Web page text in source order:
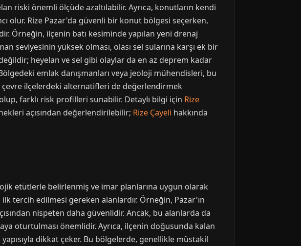
riski önemli ölçüde azaltılabilir. Ayrıca, konutların kendi
olur. Rize Pazar'da güvenli bir konut bölgesi seçerken,
Örneğin, ilçenin batı kesiminde yapılan yeni drenaj
seviyesinin yüksek olması, olası sel sularına karşı ek bir
heyelan ve sel gibi olaylar da en az deprem kadar
emlak danışmanları veya jeoloji mühendisleri, bu
çevre ilçelerdeki alternatifleri de değerlendirmek
farklı risk profilleri sunabilir. Detaylı bilgi için Rize
açısından değerlendirilebilir; Rize Çayeli hakkında
etütlerle belirlenmiş ve imar planlarına uygun olarak
tercih edilmesi gereken alanlardır. Örneğin, Pazar'ın
nispeten daha güvenlidir. Ancak, bu alanlarda da
oturtulması önemlidir. Ayrıca, ilçenin doğusunda kalan
dikkat çeker. Bu bölgelerde, genellikle müstakil